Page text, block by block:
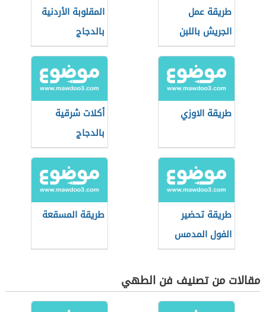
طريقة عمل
الجريش باللبن
المقلوبة الأردنية
بالدجاج
طريقة الاوزي
أكلات شرقية
بالدجاج
طريقة تحضير
الفول المدمس
طريقة المسقعة
مقالات من تصنيف فن الطهي